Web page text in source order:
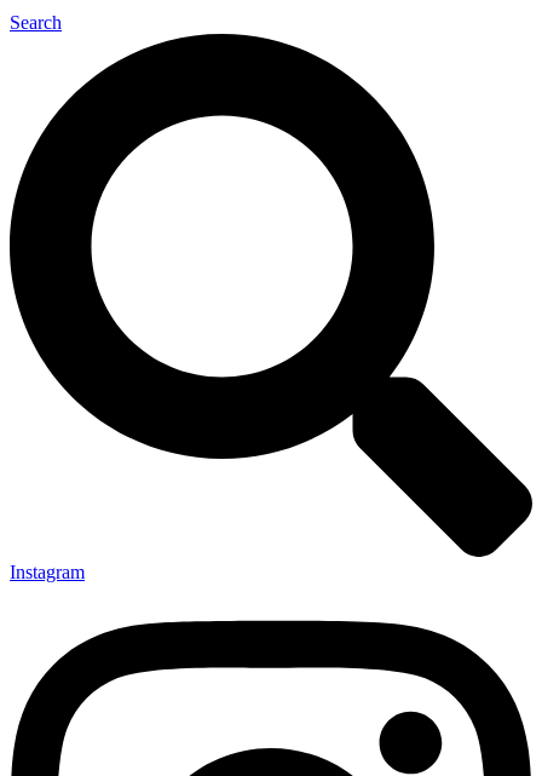
Search
Instagram